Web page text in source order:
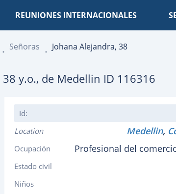
REUNIONES INTERNACIONALES
Señoras Johana Alejandra, 38
38 y.o., de Medellin ID 116316
Id:
Location Medellin,
Ocupación Profesional del
Estado civil
Niños